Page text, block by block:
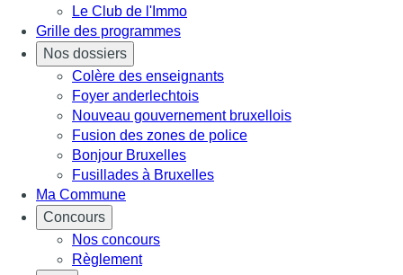
Le Club de l'Immo
Grille des programmes
Nos dossiers
Colère des enseignants
Foyer anderlechtois
Nouveau gouvernement bruxellois
Fusion des zones de police
Bonjour Bruxelles
Fusillades à Bruxelles
Ma Commune
Concours
Nos concours
Règlement